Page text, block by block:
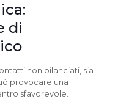
di
non bilanciati, sia
provocare una
sfavorevole.